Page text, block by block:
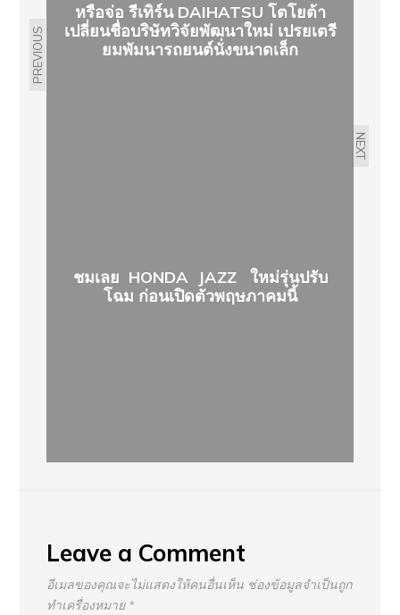
PREVIOUS
หรือจ่อ รีเทิร์น DAIHATSU โตโยต้า
เปลี่ยนชื่อบริษัทวิจัยพัฒนาใหม่ เปรยเตรี
ยมพัมนารถยนต์นั่งขนาดเล็ก
NEXT
ชมเลย HONDA JAZZ ใหม่รุ่นปรับ
โฉม ก่อนเปิดตัวพฤษภาคมนี้
Leave a Comment
อีเมลของคุณจะไม่แสดงให้คนอื่นเห็น ช่องข้อมูลจำเป็นถูก
ทำเครื่องหมาย *